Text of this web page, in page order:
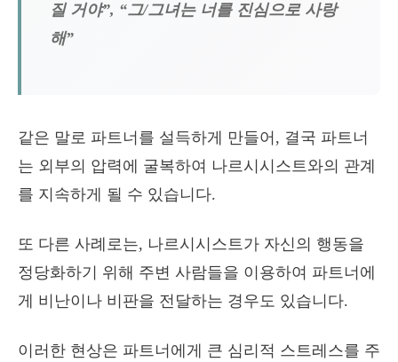
질 거야”, “그/그녀는 너를 진심으로 사랑
해”
같은 말로 파트너를 설득하게 만들어, 결국 파트너
는 외부의 압력에 굴복하여 나르시시스트와의 관계
를 지속하게 될 수 있습니다.
또 다른 사례로는, 나르시시스트가 자신의 행동을
정당화하기 위해 주변 사람들을 이용하여 파트너에
게 비난이나 비판을 전달하는 경우도 있습니다.
이러한 현상은 파트너에게 큰 심리적 스트레스를 주